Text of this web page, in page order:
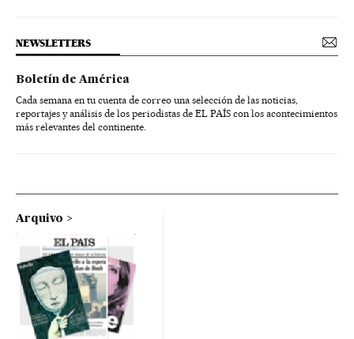
NEWSLETTERS
Boletín de América
Cada semana en tu cuenta de correo una selección de las noticias,
reportajes y análisis de los periodistas de EL PAÍS con los acontecimientos
más relevantes del continente.
Arquivo